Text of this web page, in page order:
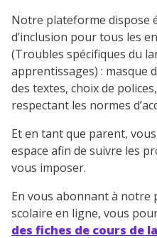
Notre plateforme dispose
d’inclusion pour tous les
(Troubles spécifiques du
apprentissages) : masque
des textes, choix de
respectant les normes
Et en tant que parent,
espace afin de suivre les
vous imposer.
En vous abonnant à notre
scolaire en ligne, vous
des fiches de cours de